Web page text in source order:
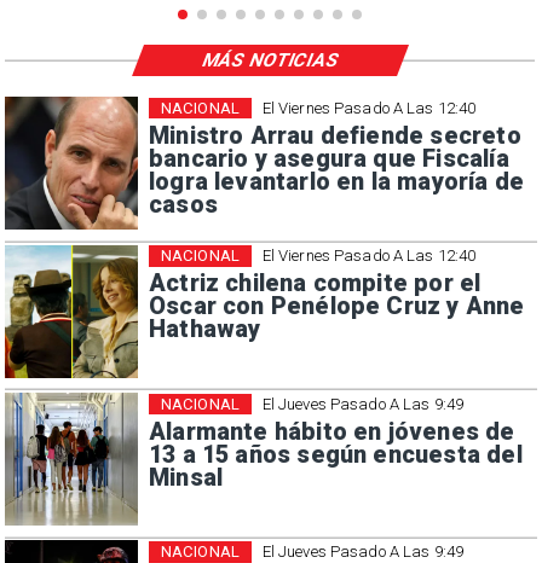
El Viernes Pasado A Las 12:40
Ministro Arrau defiende secreto
bancario y asegura que Fiscalía
logra levantarlo en la mayoría de
casos
NACIONAL
El Viernes Pasado A Las 12:40
Actriz chilena compite por el
Oscar con Penélope Cruz y Anne
Hathaway
NACIONAL
El Jueves Pasado A Las 9:49
Alarmante hábito en jóvenes de
13 a 15 años según encuesta del
Minsal
NACIONAL
El Jueves Pasado A Las 9:49
NACIONAL
MÁS NOTICIAS